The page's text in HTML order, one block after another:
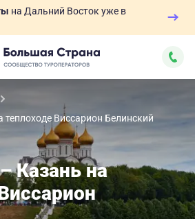
на Дальний Восток уже в
теплоходе Виссарион Белинский
Казань на